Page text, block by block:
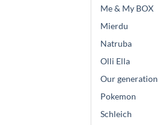
Me & My BOX
Mierdu
Natruba
Olli Ella
Our generation
Pokemon
Schleich